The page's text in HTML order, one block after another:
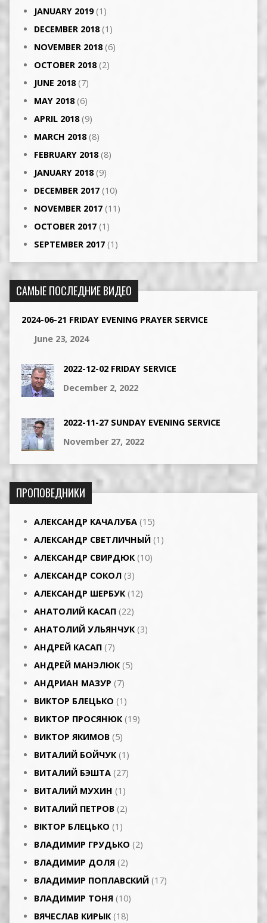
JANUARY 2019(1)
DECEMBER 2018(1)
NOVEMBER 2018(6)
OCTOBER 2018(2)
JUNE 2018(7)
MAY 2018(6)
APRIL 2018(9)
MARCH 2018(8)
FEBRUARY 2018(8)
JANUARY 2018(9)
DECEMBER 2017 (10)
NOVEMBER 2017 (11)
OCTOBER 2017 (1)
SEPTEMBER 2017 (1)
САМЫЕ ПОСЛЕДНИЕ ВИДЕО
2024-06-21 FRIDAY EVENING PRAYER SERVICE
June 23, 2024
2022-12-02 FRIDAY SERVICE
December 2, 2022
2022-11-27 SUNDAY EVENING SERVICE
November 27, 2022
ПРОПОВЕДНИКИ
АЛЕКСАНДР КАЧАЛУБА (15)
АЛЕКСАНДР СВЕТЛИЧНЫЙ (1)
АЛЕКСАНДР СВИРДЮК(10)
АЛЕКСАНДР СОКОЛ (3)
АЛЕКСАНДР ШЕРБУК (12)
АНАТОЛИЙ КАСАП (22)
АНАТОЛИЙ УЛЬЯНЧУК(3)
АНДРЕЙ КАСАП (7)
АНДРЕЙ МАНЭЛЮК(5)
АНДРИАН МАЗУР (7)
ВИКТОР БЛЕЦЬКО (1)
ВИКТОР ПРОСЯНЮК(19)
ВИКТОР ЯКИМОВ (5)
ВИТАЛИЙ БОЙЧУК(1)
ВИТАЛИЙ БЭШТА (27)
ВИТАЛИЙ МУХИН (1)
ВИТАЛИЙ ПЕТРОВ (2)
ВІКТОР БЛЕЦЬКО (1)
ВЛАДИМИР ГРУДЬКО (2)
ВЛАДИМИР ДОЛЯ (2)
ВЛАДИМИР ПОПЛАВСКИЙ (17)
ВЛАДИМИР ТОНЯ (10)
ВЯЧЕСЛАВ КИРЫК(18)